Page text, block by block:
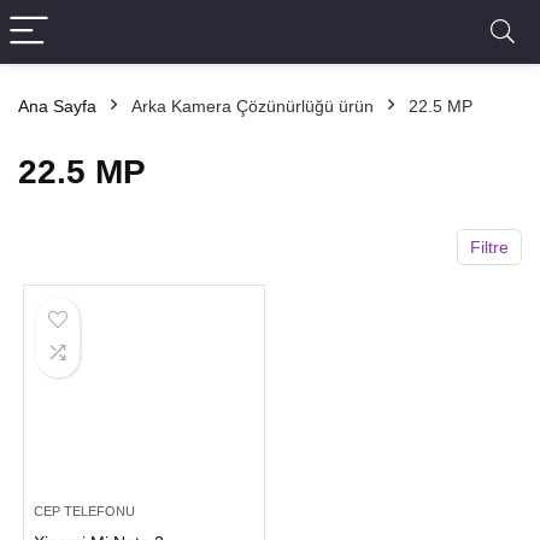
Ana Sayfa Arka Kamera Çözünürlüğü ürün 22.5 MP
22.5 MP
Filtre
CEP TELEFONU